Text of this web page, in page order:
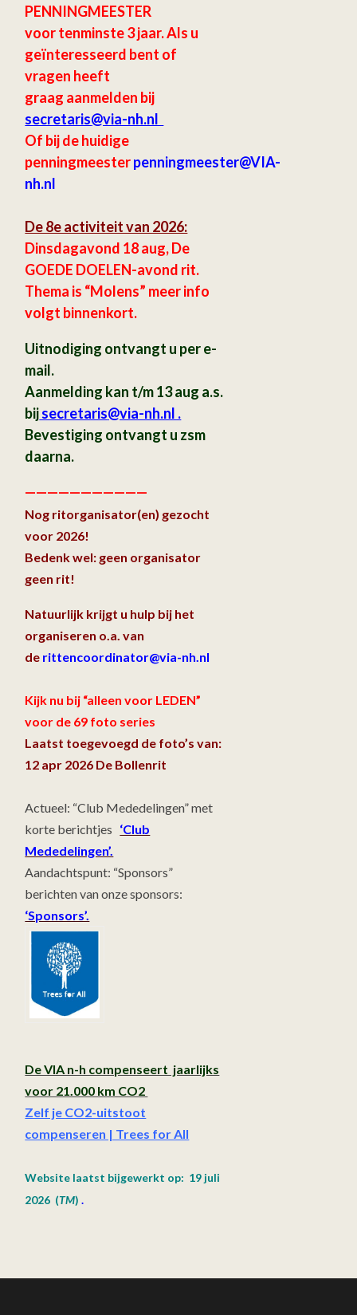
PENNINGMEESTER
voor tenminste 3 jaar.Als u
geïnteresseerd bent of
vragen heeft
graag aanmelden bij
secretaris@via-nh.nl
Of bij de huidige
penningmeesterpenningmeester@VIA-
nh.nl
De 8e activiteit van 2026:
Dinsdagavond 18 aug, De
GOEDE DOELEN-avond rit.
Thema is “Molens” meer info
volgt binnenkort.
Uitnodiging ontvangt u per e-
mail.
Aanmelding kan t/m 13 aug a.s.
bijsecretaris@via-nh.nl .
Bevestiging ontvangt u zsm
daarna.
———————————
Nog ritorganisator(en) gezocht
voor 2026!
Bedenk wel: geen organisator
geen rit!
Natuurlijk krijgt u hulp bij het
organiseren o.a. van
de rittencoordinator@via-nh.nl
Kijk nu bij “alleen voor LEDEN”
voor de 69 foto series
Laatst toegevoegd de foto’s van:
12 apr 2026 De Bollenrit
Actueel: “Club Mededelingen” met
korte berichtjes ‘Club
Mededelingen’.
Aandachtspunt: “Sponsors”
berichten van onze sponsors:
‘Sponsors’.
De VIA n-h compenseert jaarlijks
voor 21.000 km CO2
Zelf je CO2-uitstoot
compenseren | Trees for All
Website laatst bijgewerkt op: 19 juli
2026 (TM) .